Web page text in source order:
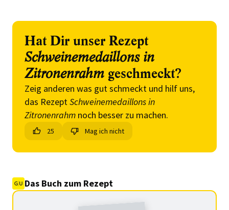
Hat Dir unser Rezept
Schweinemedaillons in
Zitronenrahm geschmeckt?
Zeig anderen was gut schmeckt und hilf uns,
das RezeptSchweinemedaillons in
Zitronenrahm noch besser zu machen.
25 Mag ich nicht
Das Buch zum Rezept